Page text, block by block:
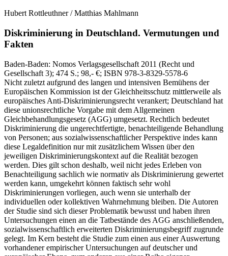
Hubert Rottleuthner / Matthias Mahlmann
Diskriminierung in Deutschland. Vermutungen und
Fakten
Baden-Baden: Nomos Verlagsgesellschaft 2011 (Recht und
Gesellschaft 3); 474 S.; 98,- €; ISBN 978-3-8329-5578-6
Nicht zuletzt aufgrund des langen und intensiven Bemühens der
Europäischen Kommission ist der Gleichheitsschutz mittlerweile als
europäisches Anti-Diskriminierungsrecht verankert; Deutschland hat
diese unionsrechtliche Vorgabe mit dem Allgemeinen
Gleichbehandlungsgesetz (AGG) umgesetzt. Rechtlich bedeutet
Diskriminierung die ungerechtfertigte, benachteiligende Behandlung
von Personen; aus sozialwissenschaftlicher Perspektive indes kann
diese Legaldefinition nur mit zusätzlichem Wissen über den
jeweiligen Diskriminierungskontext auf die Realität bezogen
werden. Dies gilt schon deshalb, weil nicht jedes Erleben von
Benachteiligung sachlich wie normativ als Diskriminierung gewertet
werden kann, umgekehrt können faktisch sehr wohl
Diskriminierungen vorliegen, auch wenn sie unterhalb der
individuellen oder kollektiven Wahrnehmung bleiben. Die Autoren
der Studie sind sich dieser Problematik bewusst und haben ihren
Untersuchungen einen an die Tatbestände des AGG anschließenden,
sozialwissenschaftlich erweiterten Diskriminierungsbegriff zugrunde
gelegt. Im Kern besteht die Studie zum einen aus einer Auswertung
vorhandener empirischer Untersuchungen auf deutscher und